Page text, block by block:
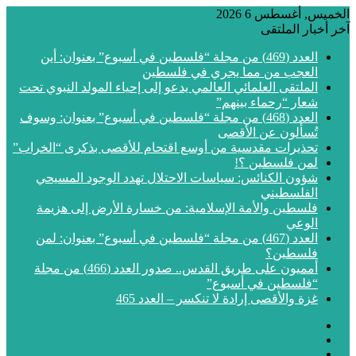
الخميس, أغسطس 6 2026
آخر أخبار الملتقى
العدد (469) من مجلة “فلسطين في أسبوع” بعنوان: أين
العجب من مما يجري في فلسطين
الملتقى العلمائي العالمي يدعو إلى إحياء المولد النبوي تحت
شعار “رحماء بينهم”
العدد (468) من مجلة “فلسطين في أسبوع” بعنوان: وسوف
تُسألون عن الأقصى
تحذيرات مقدسية من أوسع اقتحام للأقصى بذكرى “الخراب”
لمن فلسطين ؟!
شؤون الكنائس: سياسات الاحتلال تهدد الوجود المسيحي
الفلسطيني
فلسطين والأمة الإسلامية: من خسارة الأرض إلى هزيمة
الوعي
العدد (467) من مجلة “فلسطين في أسبوع” بعنوان: لمن
فلسطين؟
أمميون على طريق القدس.. صدور العدد (466) من مجلة
“فلسطين في أسبوع”
غزة والأقصى إرادة لا تنكسر – العدد 465